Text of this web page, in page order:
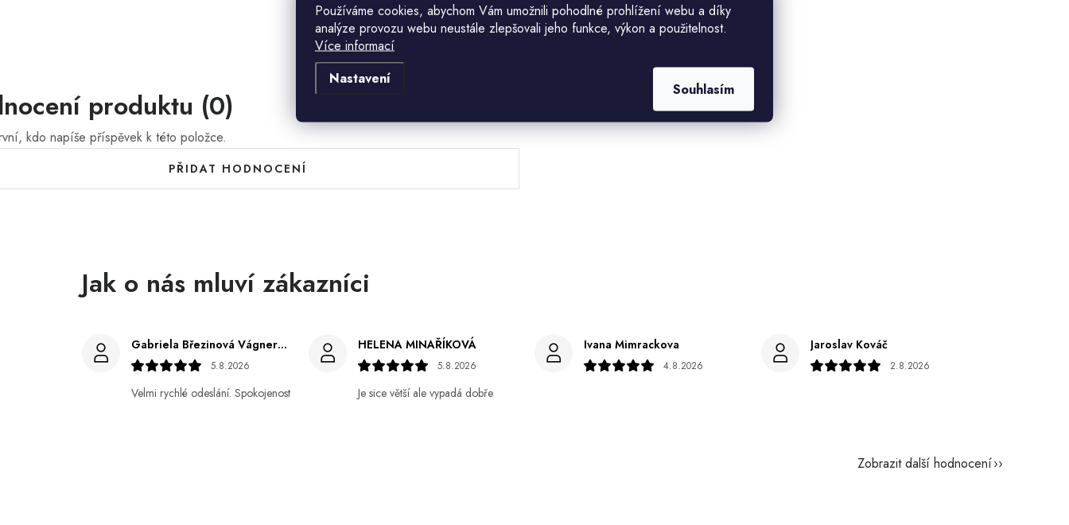
Používáme cookies, abychom Vám umožnili pohodlné prohlížení webu a díky
analýze provozu webu neustále zlepšovali jeho funkce, výkon a použitelnost.
Více informací
Nastavení
Souhlasím
produktu (0)
kdo napíše příspěvek k této položce.
PŘIDAT HODNOCENÍ
Gabriela Březinová Vágnerová
5.8.2026
Velmi rychlé odeslání. Spokojenost
HELENA MINAŘÍKOVÁ
5.8.2026
Je sice větší ale vypadá dobře
Ivana Mimrackova
4.8.2026
Jaroslav Kováč
2.8.2026
Zobrazit další hodnocení